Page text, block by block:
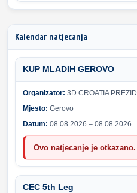
Kalendar natjecanja
KUP MLADIH GEROVO
Organizator: 3D CROATIA PREZID
Mjesto: Gerovo
Datum: 08.08.2026 – 08.08.2026
Ovo natjecanje je otkazano.
CEC 5th Leg